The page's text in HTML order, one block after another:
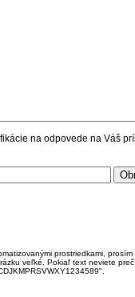
na odpovede na Váš
prostriedkami,
veľké. Pokiaľ text neviete